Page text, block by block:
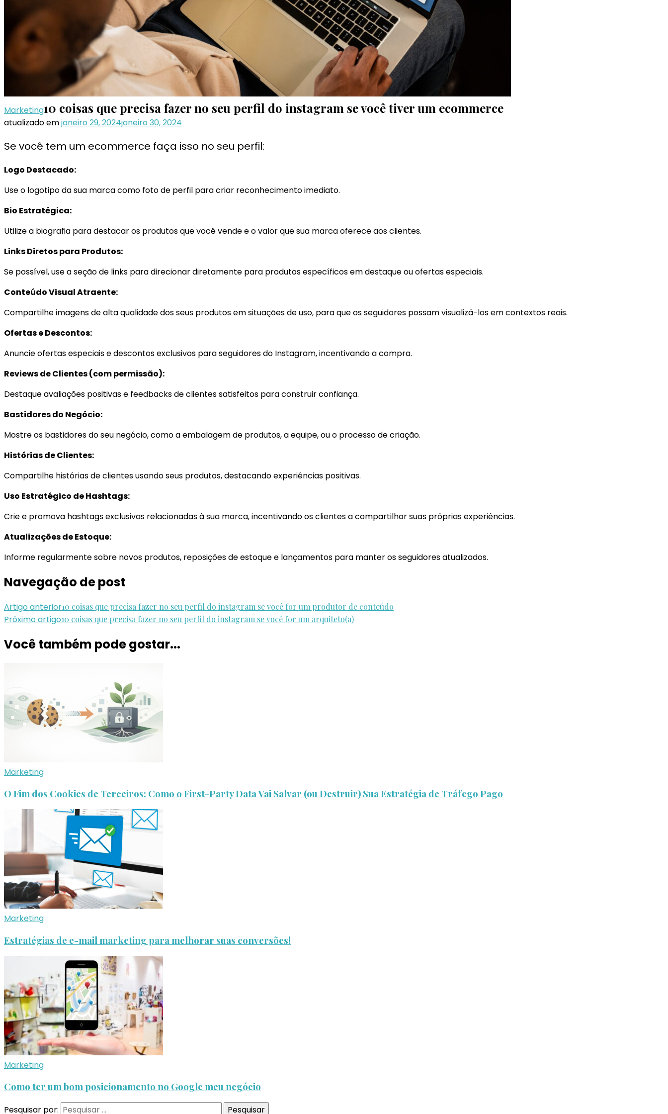
Marketing10 coisas que precisa fazer no seu perfil do instagram se você tiver um ecommerce
atualizado emjaneiro 29, 2024janeiro 30, 2024
Se você tem um ecommerce faça isso no seu perfil:
Logo Destacado:
Use o logotipo da sua marca como foto de perfil para criar reconhecimento imediato.
Bio Estratégica:
Utilize a biografia para destacar os produtos que você vende e o valor que sua marca oferece aos clientes.
Links Diretos para Produtos:
Se possível, use a seção de links para direcionar diretamente para produtos específicos em destaque ou ofertas especiais.
Conteúdo Visual Atraente:
Compartilhe imagens de alta qualidade dos seus produtos em situações de uso, para que os seguidores possam visualizá-los em contextos reais.
Ofertas e Descontos:
Anuncie ofertas especiais e descontos exclusivos para seguidores do Instagram, incentivando a compra.
Reviews de Clientes (com permissão):
Destaque avaliações positivas e feedbacks de clientes satisfeitos para construir confiança.
Bastidores do Negócio:
Mostre os bastidores do seu negócio, como a embalagem de produtos, a equipe, ou o processo de criação.
Histórias de Clientes:
Compartilhe histórias de clientes usando seus produtos, destacando experiências positivas.
Uso Estratégico de Hashtags:
Crie e promova hashtags exclusivas relacionadas à sua marca, incentivando os clientes a compartilhar suas próprias experiências.
Atualizações de Estoque:
Informe regularmente sobre novos produtos, reposições de estoque e lançamentos para manter os seguidores atualizados.
Navegação de post
Artigo anterior10 coisas que precisa fazer no seu perfil do instagram se você for um produtor de conteúdo
Próximo artigo10 coisas que precisa fazer no seu perfil do instagram se você for um arquiteto(a)
Você também pode gostar...
Marketing
O Fim dos Cookies de Terceiros: Como o First-Party Data Vai Salvar (ou Destruir) Sua Estratégia de Tráfego Pago
Marketing
Estratégias de e-mail marketing para melhorar suas conversões!
Marketing
Como ter um bom posicionamento no Google meu negócio
Pesquisar por: